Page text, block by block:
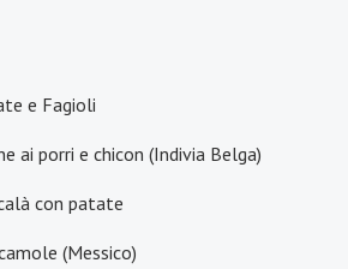
e Fagioli
ai porri e chicon (Indivia Belga)
con patate
(Messico)